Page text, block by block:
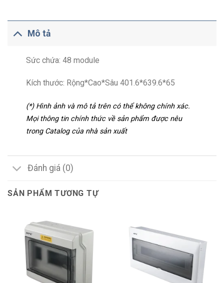
Mô tả
Sức chứa: 48 module
Kích thước: Rộng*Cao*Sâu 401.6*639.6*65
(*) Hình ảnh và mô tả trên có thể không chính xác.
Mọi thông tin chính thức về sản phẩm được nêu
trong Catalog của nhà sản xuất
Đánh giá (0)
SẢN PHẨM TƯƠNG TỰ